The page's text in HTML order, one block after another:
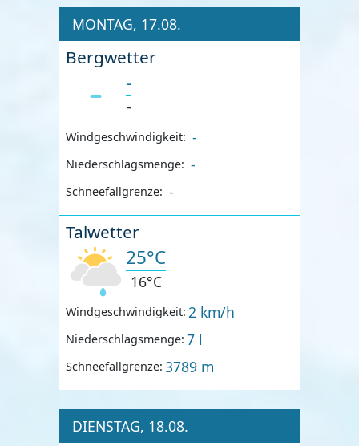
MONTAG, 17.08.
Bergwetter
-
-
Windgeschwindigkeit: -
Niederschlagsmenge: -
Schneefallgrenze: -
Talwetter
25°C
16°C
Windgeschwindigkeit: 2 km/h
Niederschlagsmenge: 7 l
Schneefallgrenze: 3789 m
DIENSTAG, 18.08.